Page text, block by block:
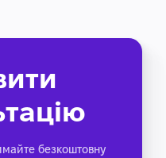
безкоштовну